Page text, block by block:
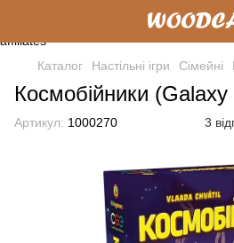
Каталог Настільні ігри Cімейні
Космобійники
Артикул: 1000270 3